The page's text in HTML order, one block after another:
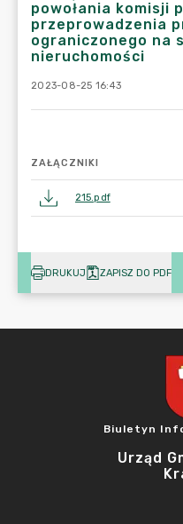
powołania komisji
przeprowadzenia
ograniczonego na
nieruchomości
2023-08-25 16:43
ZAŁĄCZNIKI
215.pdf
DRUKUJ ZAPISZ DO PDF
Biuletyn
Urząd